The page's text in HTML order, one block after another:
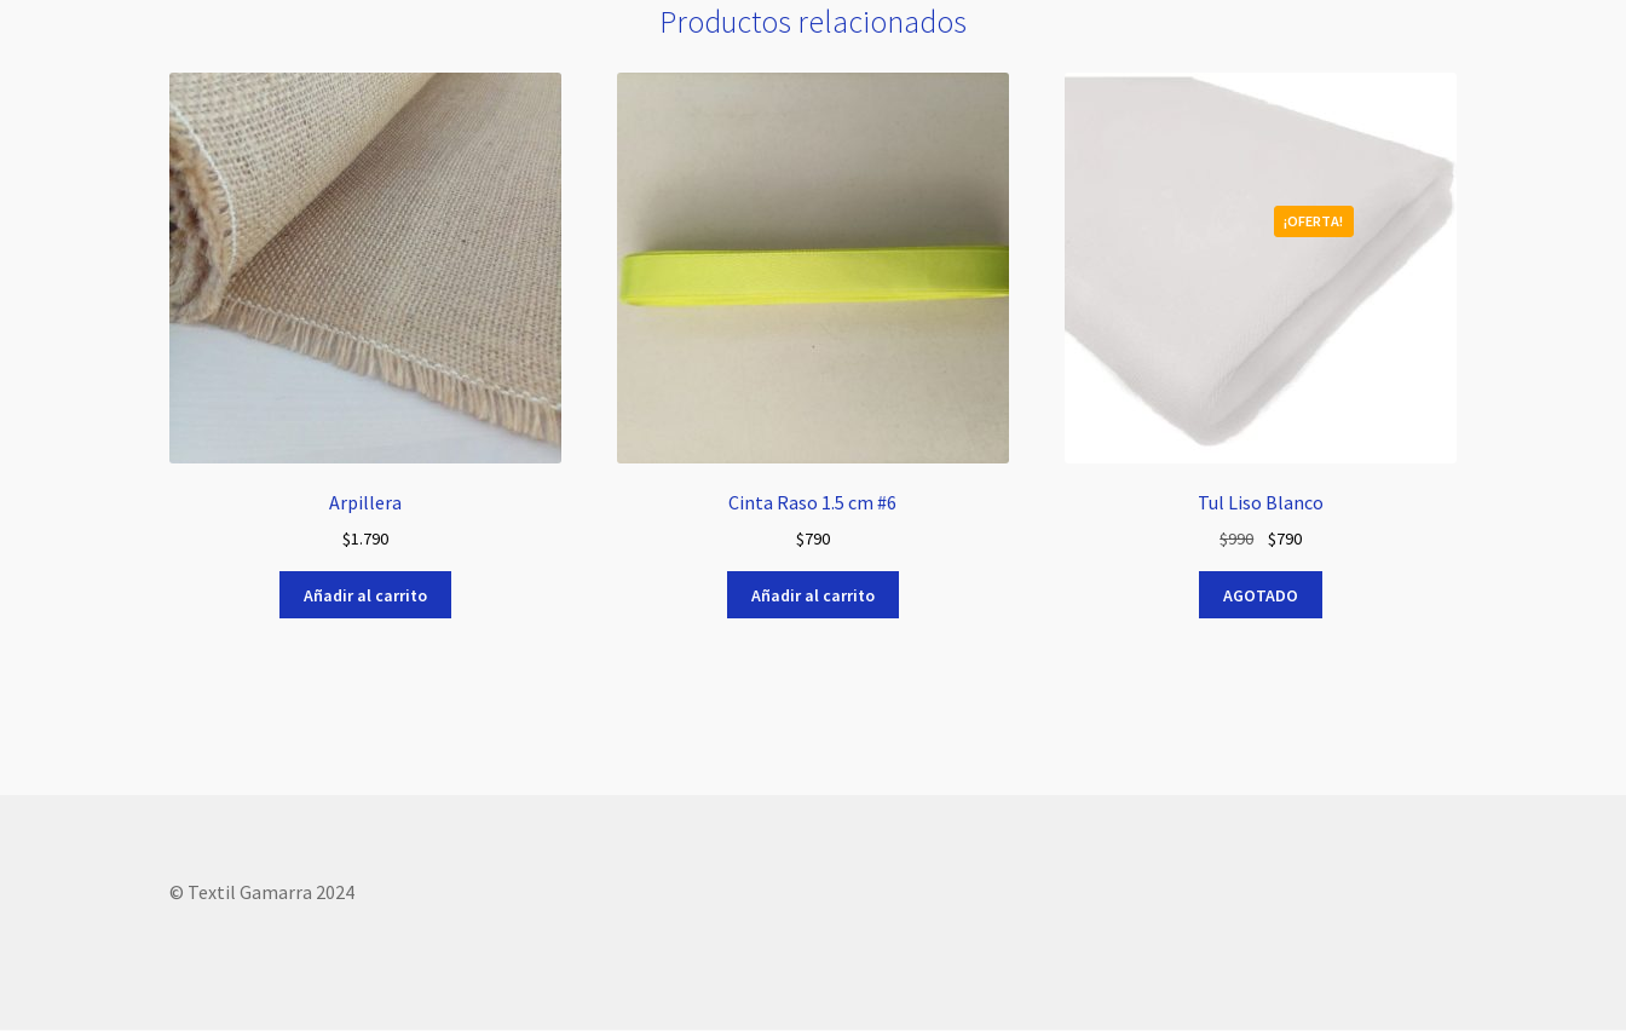
Productos relacionados
Arpillera
$1.790
Añadir al carrito
Cinta Raso 1.5 cm #6
$790
Añadir al carrito
Tul Liso Blanco
¡OFERTA!
$990
El
original
era:
$790El
es:
AGOTADO
© Textil Gamarra 2024